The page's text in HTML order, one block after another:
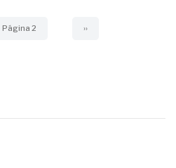
Página 2 Siguiente
››